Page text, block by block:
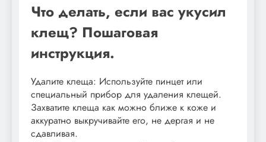
Что делать, если вас укусил
клещ? Пошаговая
инструкция.
Удалите клеща: Используйте пинцет или
специальный прибор для удаления клещей.
Захватите клеща как можно ближе к коже и
аккуратно выкручивайте его, не дергая и не
сдавливая.